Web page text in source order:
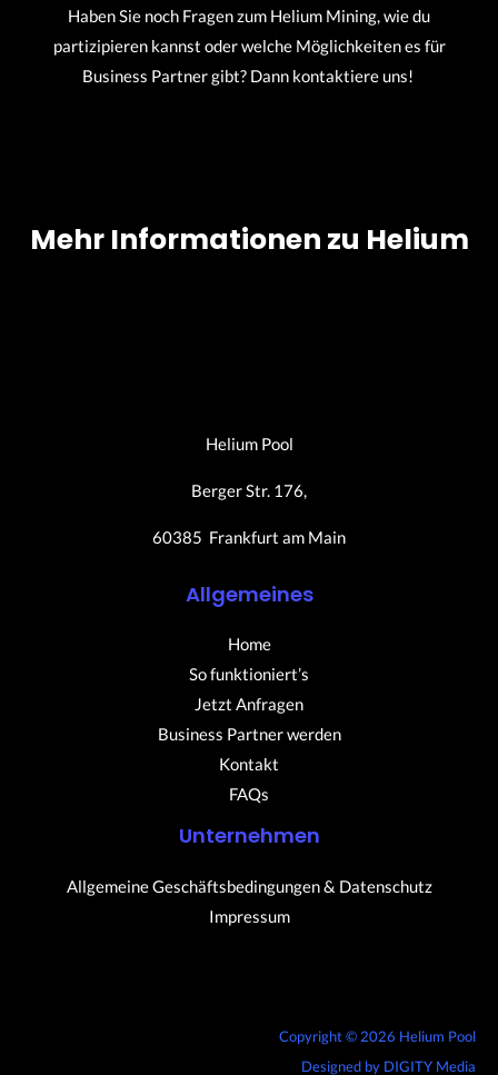
Haben Sie noch Fragen zum Helium Mining, wie du
partizipieren kannst oder welche Möglichkeiten es für
Business Partner gibt? Dann kontaktiere uns!
Mehr Informationen zu Helium
Helium Pool
Berger Str. 176,
60385 Frankfurt am Main
Allgemeines
Home
So funktioniert’s
Jetzt Anfragen
Business Partner werden
Kontakt
FAQs
Unternehmen
Allgemeine Geschäftsbedingungen & Datenschutz
Impressum
Copyright © 2026 Helium Pool
Designed by DIGITY Media